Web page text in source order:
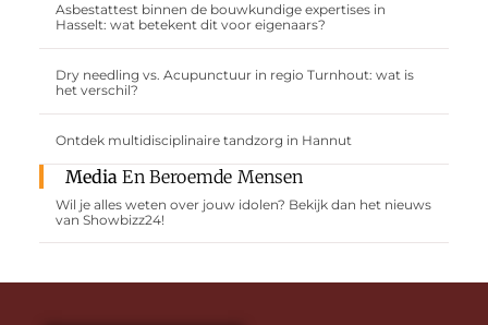
Asbestattest binnen de bouwkundige expertises in
Hasselt: wat betekent dit voor eigenaars?
Dry needling vs. Acupunctuur in regio Turnhout: wat is
het verschil?
Ontdek multidisciplinaire tandzorg in Hannut
Media En Beroemde Mensen
Wil je alles weten over jouw idolen? Bekijk dan het nieuws
van Showbizz24!